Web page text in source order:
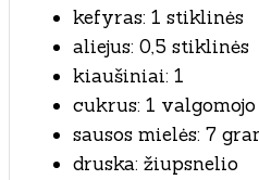
kefyras: 1 stiklinės
aliejus: 0,5 stiklinės
kiaušiniai: 1
cukrus: 1
sausos mielės: 7
druska: žiupsnelio